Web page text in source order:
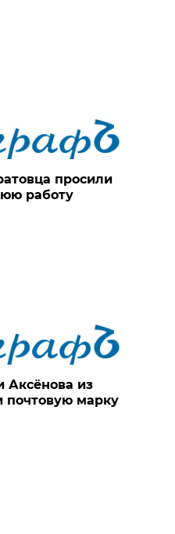
просили
работу
Аксёнова из
почтовую марку